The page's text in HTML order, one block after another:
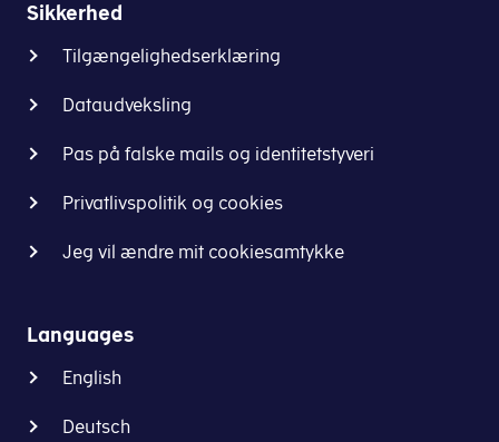
Sikkerhed
Tilgængelighedserklæring
Dataudveksling
Pas på falske mails og identitetstyveri
Privatlivspolitik og cookies
Jeg vil ændre mit cookiesamtykke
Languages
English
Deutsch